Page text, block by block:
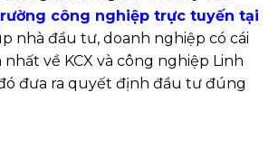
trường công nghiệp trực tuyến tại
nhà đầu tư, doanh nghiệp có cái
về KCX và công nghiệp Linh
đưa ra quyết định đầu tư đúng